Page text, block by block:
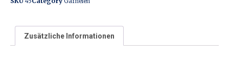
Zusätzliche Informationen